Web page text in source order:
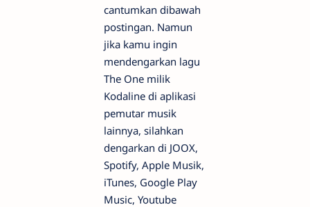
cantumkan dibawah
postingan. Namun
jika kamu ingin
mendengarkan lagu
The One milik
Kodaline di aplikasi
pemutar musik
lainnya, silahkan
dengarkan di JOOX,
Spotify, Apple Musik,
iTunes, Google Play
Music, Youtube